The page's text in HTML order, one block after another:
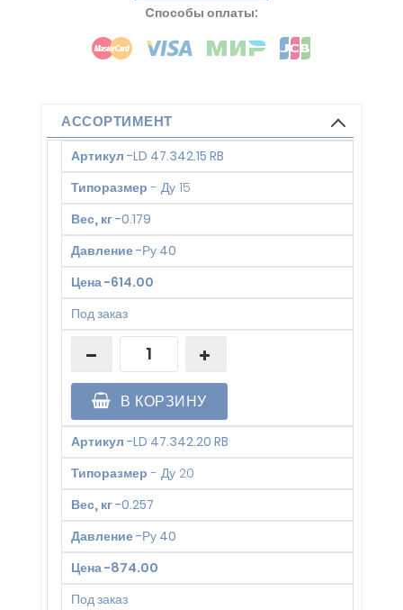
Cпособы оплаты:
АССОРТИМЕНТ
Артикул -LD 47.342.15 RB
Типоразмер - Ду 15
Вес, кг-0.179
Давление-Ру 40
Цена-614.00
Под заказ
В КОРЗИНУ
Артикул -LD 47.342.20 RB
Типоразмер - Ду 20
Вес, кг-0.257
Давление-Ру 40
Цена-874.00
Под заказ